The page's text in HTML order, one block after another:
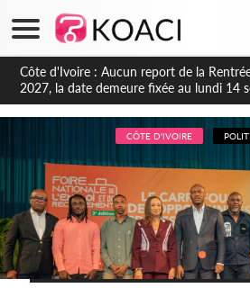
Côte d'Ivoire : Indépendance à Blahou, le
fête nous invite à mesurer le chemin
notre engagement collectif en faveur du
CÔTE D'IVOIRE